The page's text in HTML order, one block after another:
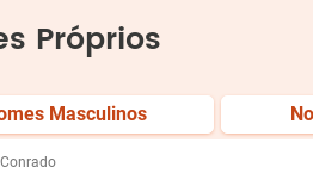
Próprios
Masculinos
Conrado